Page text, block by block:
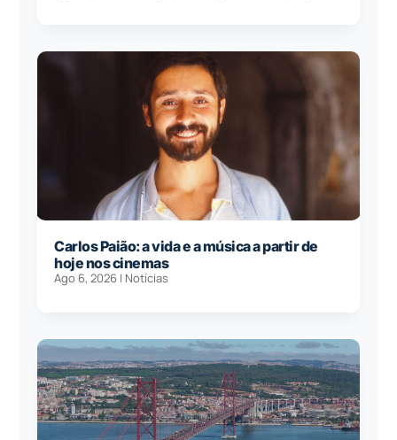
Carlos Paião: a vida e a música a partir de
hoje nos cinemas
Ago 6, 2026 | Notícias